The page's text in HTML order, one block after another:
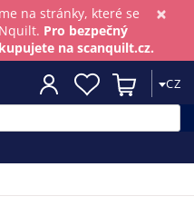
×
na stránky, které se
Pro bezpečný
na scanquilt.cz.
CZ